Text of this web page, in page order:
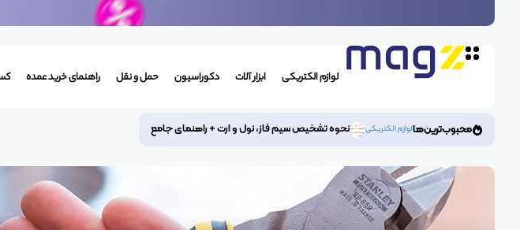
لوازم الکتریکی ابزار آلات دکوراسیون حمل و نقل راهنمای خرید عمده
محبوب‌ترین‌هالوازم الکتریکی نحوه تشخیص سیم فاز، نول و ارت + راهنمای جامع